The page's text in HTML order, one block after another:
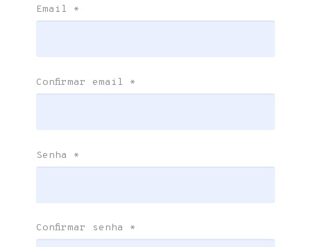
Email *
Confirmar email *
Senha *
Confirmar senha *